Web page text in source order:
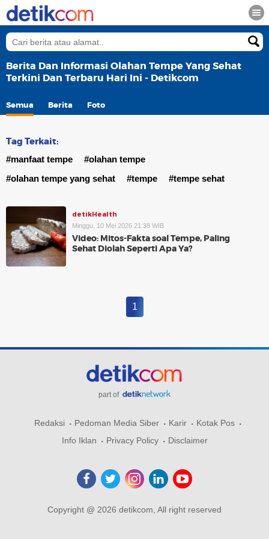
Berita Dan Informasi Olahan Tempe Yang Sehat
Terkini Dan Terbaru Hari Ini - Detikcom
Semua Berita Foto
Tag Terkait:
#manfaat tempe
#olahan tempe
#olahan tempe yang sehat
#tempe #tempe sehat
detikHealth
Minggu, 10 Mei 2026 21:38 WIB
Video: Mitos-Fakta soal Tempe, Paling
Sehat Diolah Seperti Apa Ya?
1
part of
Redaksi Pedoman Media Siber Karir
Kotak Pos
Info Iklan
Privacy Policy Disclaimer
Copyright @ 2026 detikcom, All right reserved